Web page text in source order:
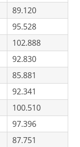
89.120
95.528
102.888
92.830
85.881
92.341
100.510
97.396
87.751